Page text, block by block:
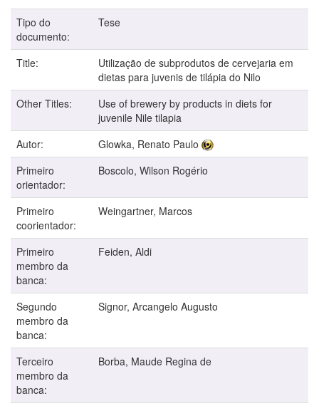
Tipo do
documento:
Tese
Title:
Utilização de subprodutos de cervejaria em
dietas para juvenis de tilápia do Nilo
Other Titles:
Use of brewery by products in diets for
juvenile Nile tilapia
Autor:
Glowka, Renato Paulo
Primeiro
orientador:
Boscolo, Wilson Rogério
Primeiro
coorientador:
Weingartner, Marcos
Primeiro
membro da
banca:
Feiden, Aldi
Segundo
membro da
banca:
Signor, Arcangelo Augusto
Terceiro
membro da
banca:
Borba, Maude Regina de